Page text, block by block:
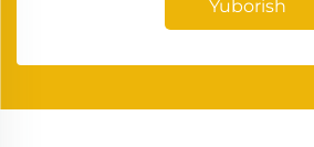
Yuborish